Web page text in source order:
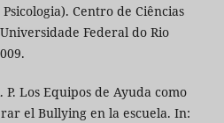
Centro de Ciências
Federal do Rio
P. Los Equipos de Ayuda como
el Bullying en la escuela. In: